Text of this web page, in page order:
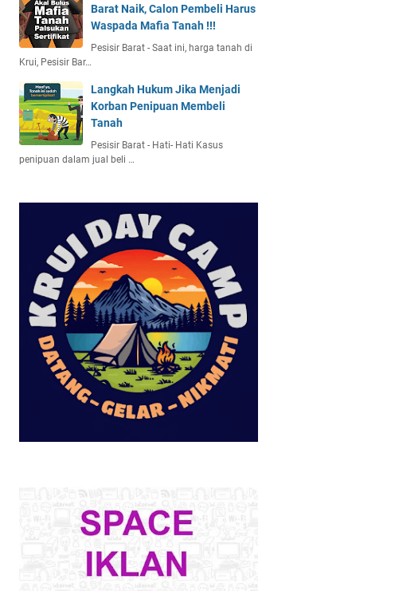
Barat Naik, Calon Pembeli Harus
Waspada Mafia Tanah !!!
Pesisir Barat - Saat ini, harga tanah di
Krui, Pesisir Bar…
Langkah Hukum Jika Menjadi
Korban Penipuan Membeli
Tanah
Pesisir Barat - Hati- Hati Kasus
penipuan dalam jual beli …